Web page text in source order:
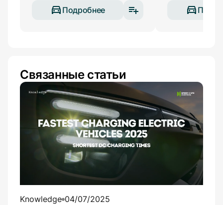
Подробнее
Связанные статьи
Knowledge 04/07/2025